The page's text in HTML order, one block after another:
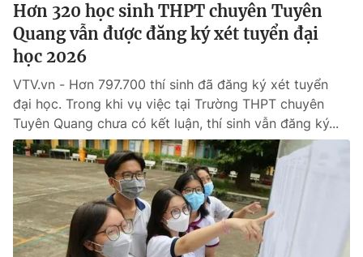
Góc doanh nghiệp
Truyền hình
Phim VTV
Hậu trường
Nhân vật
Khán giả
Giải sao mai
Giải trí
Điện ảnh
Âm nhạc
Sao
Đời sống
Du lịch
Làm đẹp
Chất lượng cuộc sống
Giáo dục
Tuyển sinh
Học trực tuyến
Công nghệ
Hitech Công nghệ tương lai
Giao lưu trực tuyến
Hơn 320 học sinh THPT chuyên Tuyên
Quang vẫn được đăng ký xét tuyển đại
học 2026
VTV.vn - Hơn 797.700 thí sinh đã đăng ký xét tuyển
đại học. Trong khi vụ việc tại Trường THPT chuyên
Tuyên Quang chưa có kết luận, thí sinh vẫn đăng ký...